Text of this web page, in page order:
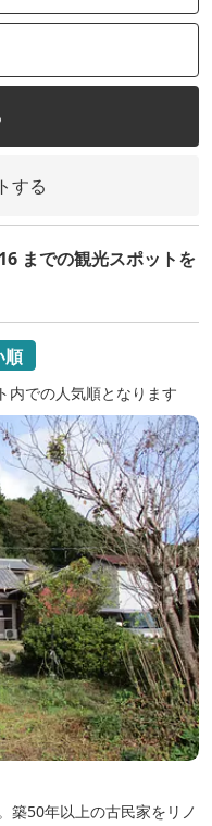
する
までの観光スポットを
順
内での人気順となります
築50年以上の古民家をリノ